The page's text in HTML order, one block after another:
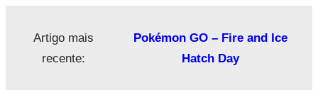
Artigo mais
recente:
Pokémon GO – Fire and Ice
Hatch Day